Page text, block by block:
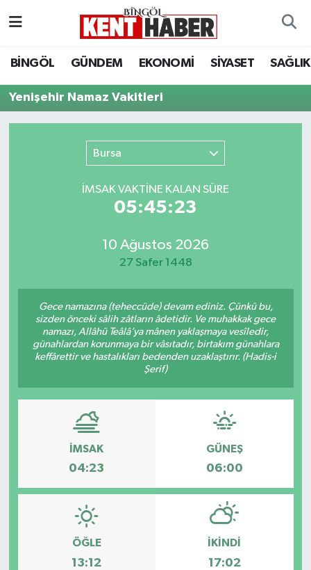
BİNGÖL GÜNDEM EKONOMİ SİYASET SAĞLIK
Yenişehir Namaz Vakitleri
Bursa
İMSAK VAKTİNE KALAN SÜRE
05:45:23
10 Ağustos 2026
27 Safer 1448
Gece namazına (teheccüde) devam ediniz. Çünkü bu,
sizden önceki sâlih zâtların âdetidir. Ve muhakkak gece
namazı, Allâhü Teâlâ’ya mânen yaklaşmaya vesîledir,
günahlardan korunmaya bir vâsıtadır, birtakım günahlara
keffârettir ve hastalıkları bedenden uzaklaştırır. (Hadis-i
Şerif)
İMSAK
04:23
GÜNEŞ
06:00
ÖĞLE
13:12
İKINDI
17:02
BİLİM-TEKNOLOJİ
DÜNYA
EKONOMİ
KARLIOVA
KİĞI
SAĞLIK
SOLHAN
Bingöl Hava Durumu
Bingöl Namaz Vakitleri
Bingöl Trafik Yoğunluk Haritası
Süper Lig Puan Durumu ve Fikstür
Son Dakika Haberleri
Haber Arşivi